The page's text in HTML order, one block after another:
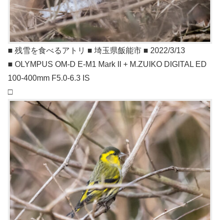
■ 残雪を食べるアトリ ■ 埼玉県飯能市 ■ 2022/3/13
■ OLYMPUS OM-D E-M1 Mark II + M.ZUIKO DIGITAL ED
100-400mm F5.0-6.3 IS
□